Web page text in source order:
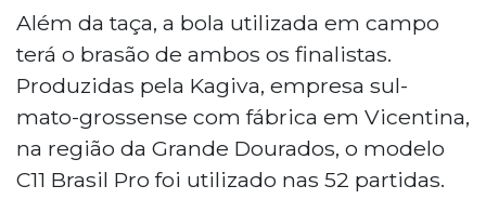
Além da taça, a bola utilizada em campo
terá o brasão de ambos os finalistas.
Produzidas pela Kagiva, empresa sul-
mato-grossense com fábrica em Vicentina,
na região da Grande Dourados, o modelo
C11 Brasil Pro foi utilizado nas 52 partidas.